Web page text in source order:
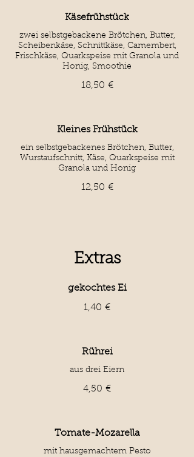
Käsefrühstück
zwei selbstgebackene Brötchen, Butter,
Scheibenkäse, Schnittkäse, Camembert,
Frischkäse, Quarkspeise mit Granola und
Honig, Smoothie
18,50 €
Kleines Frühstück
ein selbstgebackenes Brötchen, Butter,
Wurstaufschnitt, Käse, Quarkspeise mit
Granola und Honig
12,50 €
Extras
gekochtes Ei
1,40 €
Rührei
aus drei Eiern
4,50 €
Tomate-Mozarella
mit hausgemachtem Pesto